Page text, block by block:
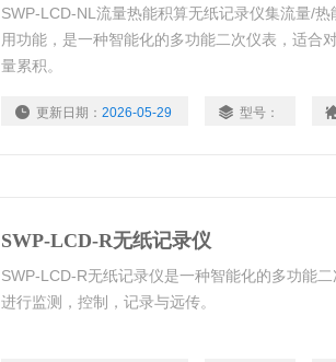
SWP-LCD-NL流量热能积算无纸记录仪集流量/
用功能，是一种智能化的多功能二次仪表，适合
量累积。
更新日期： 2026-05-29 型号：
SWP-LCD-R无纸记录仪
SWP-LCD-R无纸记录仪是一种智能化的多功能
进行监测，控制，记录与远传。